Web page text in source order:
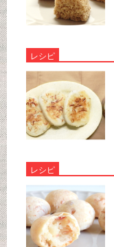
レシピ
レシピ